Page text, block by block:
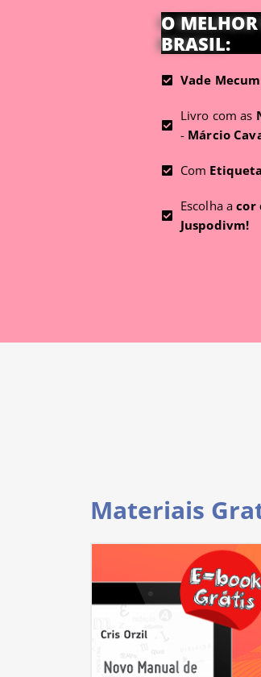
O
BRASIL:
Vade
Livro com as
- Márcio
Com
Escolha acor
Juspodivm!
Materiais